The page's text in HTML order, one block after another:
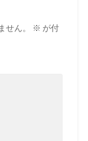
ん。 ※ が付